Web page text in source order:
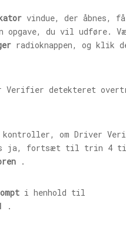
vindue, der åbnes,
opgave, du vil udføre.
radioknappen, og klik
kontroller, om Driver
ja, fortsæt til trin 4
.
i henhold til
.